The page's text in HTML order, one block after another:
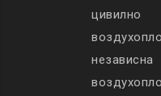
цивилно
независна